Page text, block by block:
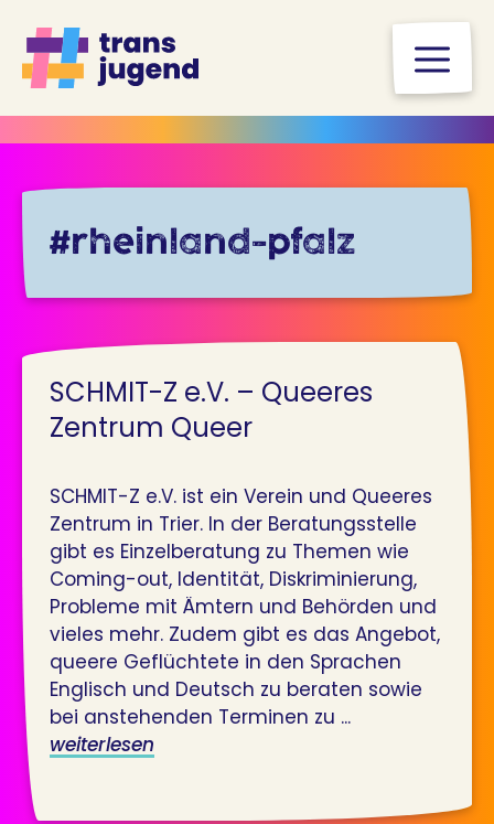
Inhalt
springen
#rheinland-pfalz
SCHMIT-Z e.V. – Queeres
Zentrum Queer
SCHMIT-Z e.V. ist ein Verein und Queeres
Zentrum in Trier. In der Beratungsstelle
gibt es Einzelberatung zu Themen wie
Coming-out, Identität, Diskriminierung,
Probleme mit Ämtern und Behörden und
vieles mehr. Zudem gibt es das Angebot,
queere Geflüchtete in den Sprachen
Englisch und Deutsch zu beraten sowie
bei anstehenden Terminen zu ...
weiterlesen